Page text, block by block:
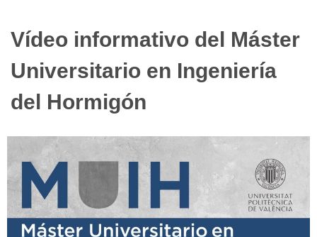
Vídeo informativo del Máster
Universitario en Ingeniería
del Hormigón